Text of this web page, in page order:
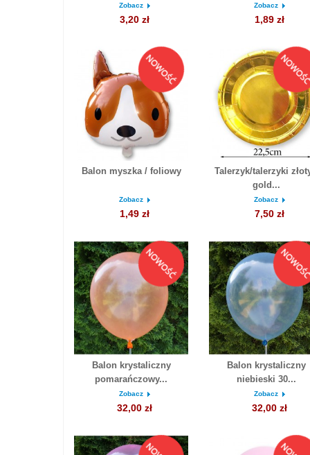
Zobacz
3,20 zł
Zobacz
1,89 zł
Balon myszka / foliowy
Zobacz
1,49 zł
Talerzyk/talerzyki
gold...
Zobacz
7,50 zł
Balon krystaliczny
pomarańczowy...
Zobacz
32,00 zł
Balon krystaliczny
niebieski 30...
Zobacz
32,00 zł